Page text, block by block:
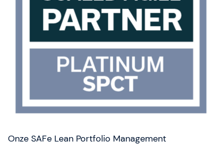
Onze SAFe Lean Portfolio Management